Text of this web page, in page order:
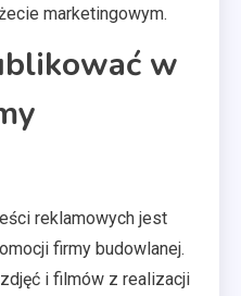
marketingowym.
w
reklamowych jest
firmy budowlanej.
i filmów z realizacji